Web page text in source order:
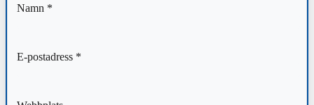
Namn *
E-postadress *